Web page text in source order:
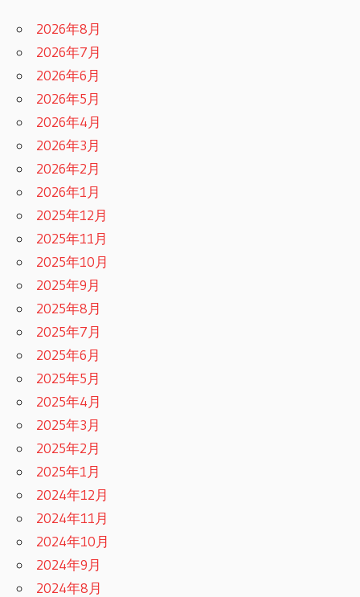
2026年8月
2026年7月
2026年6月
2026年5月
2026年4月
2026年3月
2026年2月
2026年1月
2025年12月
2025年11月
2025年10月
2025年9月
2025年8月
2025年7月
2025年6月
2025年5月
2025年4月
2025年3月
2025年2月
2025年1月
2024年12月
2024年11月
2024年10月
2024年9月
2024年8月